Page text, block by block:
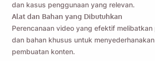
dan kasus penggunaan yang relevan.
Alat dan Bahan yang Dibutuhkan
Perencanaan video yang efektif
dan bahan khusus untuk
pembuatan konten.